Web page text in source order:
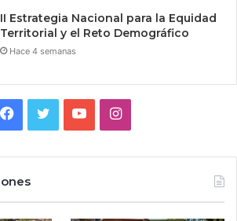
II Estrategia Nacional para la Equidad
Territorial y el Reto Demográfico
Hace 4 semanas
Facebook
TwitterYouTubeInstagram